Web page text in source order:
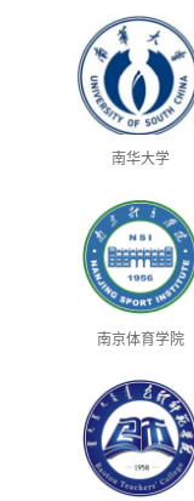
南华大学
南京体育学院